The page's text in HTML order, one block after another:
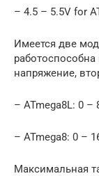
– 4.5 – 5.5V for
Имеется две
напряжение,
– ATmega8L: 0 –
– ATmega8: 0 –
Максимальная